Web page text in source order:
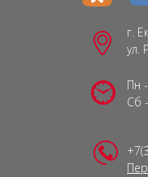
г.
ул.
Пн
Сб